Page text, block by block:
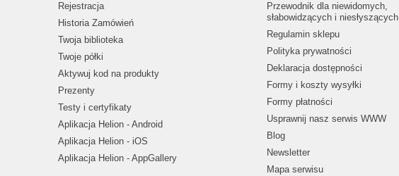
Rejestracja
Historia Zamówień
Twoja biblioteka
Twoje półki
Aktywuj kod na produkty
Prezenty
Testy i certyfikaty
Aplikacja Helion - Android
Aplikacja Helion - iOS
Aplikacja Helion - AppGallery
Przewodnik dla niewidomych,
słabowidzących i niesłyszących
Regulamin sklepu
Polityka prywatności
Deklaracja dostępności
Formy i koszty wysyłki
Formy płatności
Usprawnij nasz serwis WWW
Blog
Newsletter
Mapa serwisu